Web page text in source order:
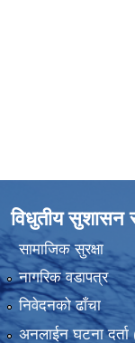
विधुतीय सुशासन
सामाजिक सुरक्षा
नागरिक वडापत्र
निवेदनको ढाँचा
अनलाईन घटना दर्ता